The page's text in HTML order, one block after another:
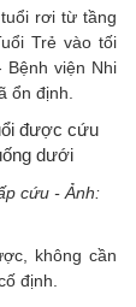
rơi từ tầng
Trẻ vào tối
Bệnh viện Nhi
ổn định.
cứu - Ảnh:
không cần
định.